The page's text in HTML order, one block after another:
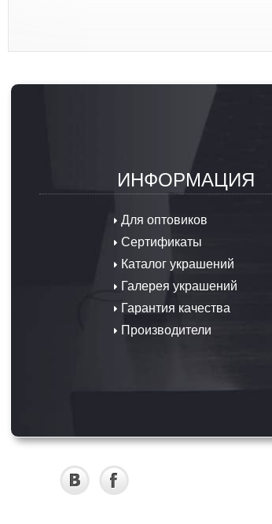
ИНФОРМАЦИЯ
Для оптовиков
Сертификаты
Каталог украшений
Галерея украшений
Гарантия качества
Производители